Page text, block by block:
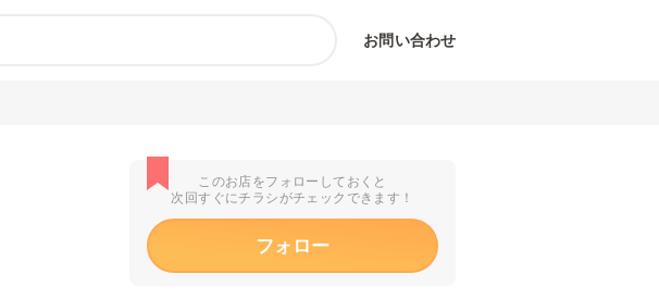
お問い合わせ
このお店をフォローしておくと
次回すぐにチラシがチェックできます！
フォロー